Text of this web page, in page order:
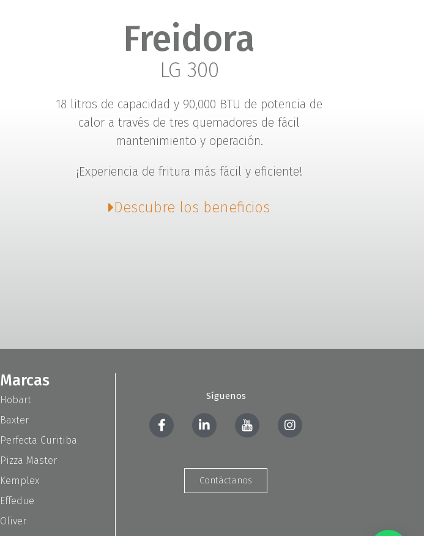
Freidora
LG 300
18 litros de capacidad y 90,000 BTU de potencia de
calor a través de tres quemadores de fácil
mantenimiento y operación.
¡Experiencia de fritura más fácil y eficiente!
Descubre los beneficios
Marcas
Hobart
Baxter
Perfecta Curitiba
Pizza Master
Kemplex
Effedue
Oliver
Síguenos
Contáctanos